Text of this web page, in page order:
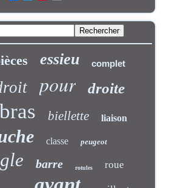
essieu complet
pour droite
bras biellette liaison
classe peugeot
barre rotules roue